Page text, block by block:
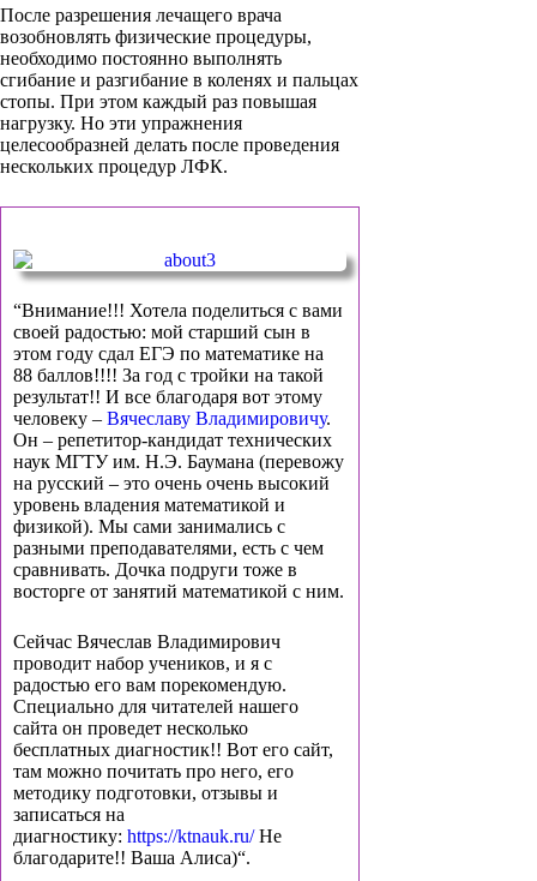
После разрешения лечащего врача
возобновлять физические процедуры,
необходимо постоянно выполнять
сгибание и разгибание в коленях и пальцах
стопы. При этом каждый раз повышая
нагрузку. Но эти упражнения
целесообразней делать после проведения
нескольких процедур ЛФК.
“Внимание!!! Хотела поделиться с вами
своей радостью: мой старший сын в
этом году сдал ЕГЭ по математике на
88 баллов!!!! За год с тройки на такой
результат!! И все благодаря вот этому
человеку – Вячеславу Владимировичу.
Он – репетитор-кандидат технических
наук МГТУ им. Н.Э. Баумана (перевожу
на русский – это очень очень высокий
уровень владения математикой и
физикой). Мы сами занимались с
разными преподавателями, есть с чем
сравнивать. Дочка подруги тоже в
восторге от занятий математикой с ним.
Сейчас Вячеслав Владимирович
проводит набор учеников, и я с
радостью его вам порекомендую.
Специально для читателей нашего
сайта он проведет несколько
бесплатных диагностик!! Вот его сайт,
там можно почитать про него, его
методику подготовки, отзывы и
записаться на
диагностику: https://ktnauk.ru/Не
благодарите!! Ваша Алиса)“.